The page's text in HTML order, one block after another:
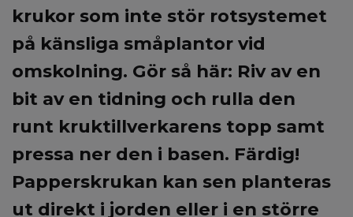
krukor som inte stör rotsystemet
på känsliga småplantor vid
omskolning. Gör så här: Riv av en
bit av en tidning och rulla den
runt kruktillverkarens topp samt
pressa ner den i basen. Färdig!
Papperskrukan kan sen planteras
ut direkt i jorden eller i en större